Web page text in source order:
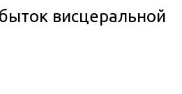
висцеральной